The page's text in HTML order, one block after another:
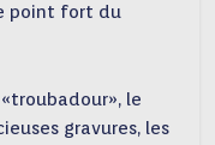
point fort du
le
gravures, les